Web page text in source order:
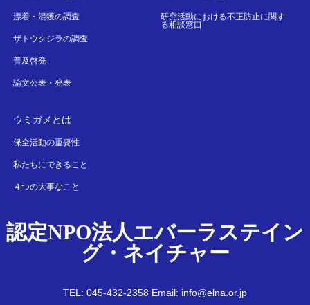
漂着・混獲の調査
ザトウクジラの調査
普及啓発
論文公表・発表
研究活動における不正防止に関す
る相談窓口
ウミガメとは
保全活動の重要性
私たちにできること
４つの大事なこと
認定NPO法人エバーラステイン
グ・ネイチャー
TEL: 045-432-2358 Email: info@elna.or.jp